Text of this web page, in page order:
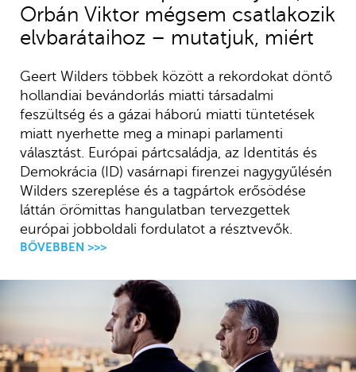
Orbán Viktor mégsem csatlakozik
elvbarátaihoz – mutatjuk, miért
Geert Wilders többek között a rekordokat döntő
hollandiai bevándorlás miatti társadalmi
feszültség és a gázai háború miatti tüntetések
miatt nyerhette meg a minapi parlamenti
választást. Európai pártcsaládja, az Identitás és
Demokrácia (ID) vasárnapi firenzei nagygyűlésén
Wilders szereplése és a tagpártok erősödése
láttán örömittas hangulatban tervezgettek
európai jobboldali fordulatot a résztvevők.
BŐVEBBEN >>>